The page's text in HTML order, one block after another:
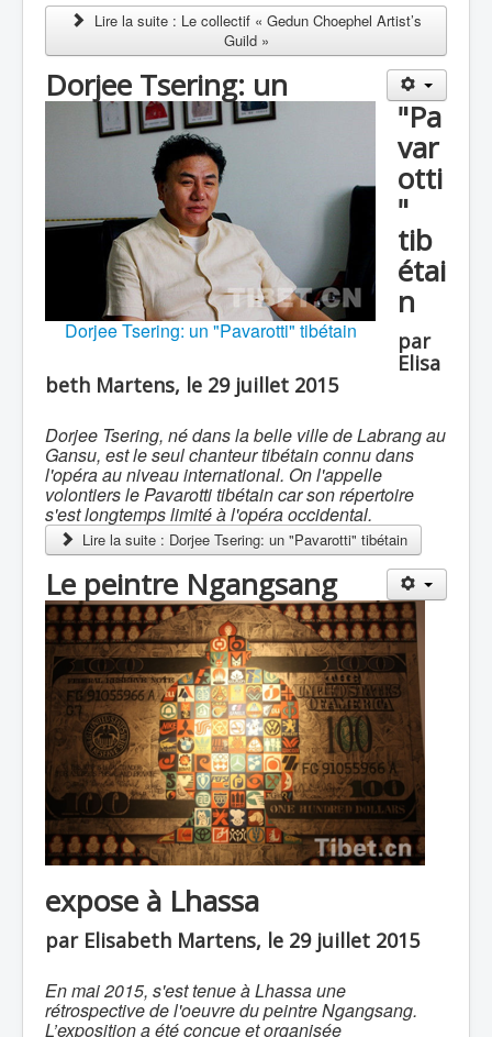
Lire la suite : Le collectif « Gedun Choephel Artist’s
Guild »
Dorjee Tsering: un "Pavarotti" tibétain
Dorjee Tsering: un
"Pa
var
otti
"
tib
étai
n
par
Elisa
beth Martens, le 29 juillet 2015
Dorjee Tsering, né dans la belle ville de Labrang au
Gansu, est le seul chanteur tibétain connu dans
l'opéra au niveau international. On l'appelle
volontiers le Pavarotti tibétain car son répertoire
s'est longtemps limité à l'opéra occidental.
Lire la suite : Dorjee Tsering: un "Pavarotti" tibétain
Le peintre Ngangsang
expose à Lhassa
par Elisabeth Martens, le 29 juillet 2015
En mai 2015, s'est tenue à Lhassa une
rétrospective de l'oeuvre du peintre Ngangsang.
L’exposition a été conçue et organisée